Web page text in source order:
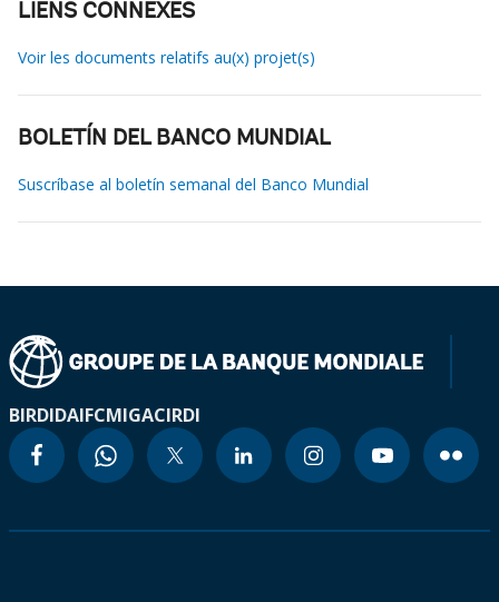
LIENS CONNEXES
Voir les documents relatifs au(x) projet(s)
BOLETÍN DEL BANCO MUNDIAL
Suscríbase al boletín semanal del Banco Mundial
BIRDIDAIFCMIGACIRDI